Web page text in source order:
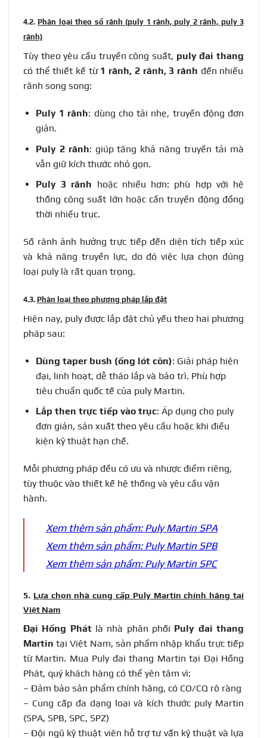
4.2.Phân loại theo số rãnh (puly 1 rãnh, puly 2 rãnh, puly 3
rãnh)
Tùy theo yêu cầu truyền công suất, puly đai thang
có thể thiết kế từ 1 rãnh, 2 rãnh, 3 rãnh đến nhiều
rãnh song song:
Puly 1 rãnh: dùng cho tải nhẹ, truyền động đơn
giản.
Puly 2 rãnh: giúp tăng khả năng truyền tải mà
vẫn giữ kích thước nhỏ gọn.
Puly 3 rãnh hoặc nhiều hơn: phù hợp với hệ
thống công suất lớn hoặc cần truyền động đồng
thời nhiều trục.
Số rãnh ảnh hưởng trực tiếp đến diện tích tiếp xúc
và khả năng truyền lực, do đó việc lựa chọn đúng
loại puly là rất quan trọng.
4.3. Phân loại theo phương pháp lắp đặt
Hiện nay, puly được lắp đặt chủ yếu theo hai phương
pháp sau:
Dùng taper bush (ống lót côn): Giải pháp hiện
đại, linh hoạt, dễ tháo lắp và bảo trì. Phù hợp
tiêu chuẩn quốc tế của puly Martin.
Lắp then trực tiếp vào trục: Áp dụng cho puly
đơn giản, sản xuất theo yêu cầu hoặc khi điều
kiện kỹ thuật hạn chế.
Mỗi phương pháp đều có ưu và nhược điểm riêng,
tùy thuộc vào thiết kế hệ thống và yêu cầu vận
hành.
Xem thêm sản phẩm: Puly Martin SPA
Xem thêm sản phẩm: Puly Martin SPB
Xem thêm sản phẩm: Puly Martin SPC
5. Lựa chọn nhà cung cấp Puly Martin chính hãng tại
Việt Nam
Đại Hồng Phátlà nhà phân phối Puly đai thang
Martin tại Việt Nam, sản phẩm nhập khẩu trực tiếp
từ Martin. Mua Puly đai thang Martin tại Đại Hồng
Phát, quý khách hàng có thể yên tâm vì:
– Đảm bảo sản phẩm chính hãng, có CO/CQ rõ ràng
– Cung cấp đa dạng loại và kích thước puly Martin
(SPA, SPB, SPC, SPZ)
–Đội ngũ kỹ thuật viên hỗ trợ tư vấn kỹ thuật và lựa